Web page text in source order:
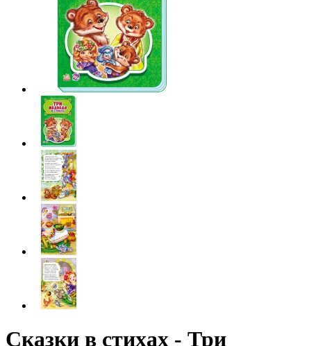
Сказки в стихах - Три